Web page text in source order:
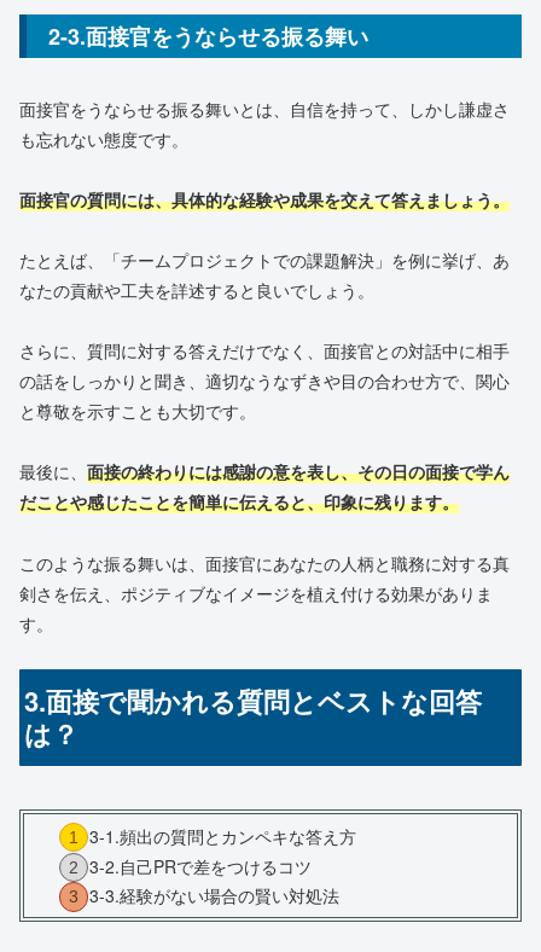
2-3.面接官をうならせる振る舞い
面接官をうならせる振る舞いとは、自信を持って、しかし謙虚さ
も忘れない態度です。
面接官の質問には、具体的な経験や成果を交えて答えましょう。
たとえば、「チームプロジェクトでの課題解決」を例に挙げ、あ
なたの貢献や工夫を詳述すると良いでしょう。
さらに、質問に対する答えだけでなく、面接官との対話中に相手
の話をしっかりと聞き、適切なうなずきや目の合わせ方で、関心
と尊敬を示すことも大切です。
最後に、 面接の終わりには感謝の意を表し、その日の面接で学ん
だことや感じたことを簡単に伝えると、印象に残ります。
このような振る舞いは、面接官にあなたの人柄と職務に対する真
剣さを伝え、ポジティブなイメージを植え付ける効果がありま
す。
3.面接で聞かれる質問とベストな回答
は？
3-1.頻出の質問とカンペキな答え方
3-2.自己PRで差をつけるコツ
3-3.経験がない場合の賢い対処法